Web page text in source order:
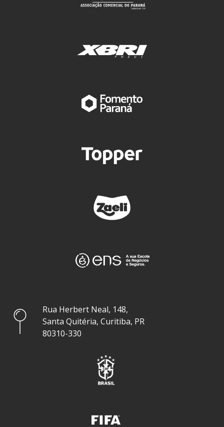
Rua Herbert Neal, 148,
Santa Quitéria, Curitiba, PR
80310-330